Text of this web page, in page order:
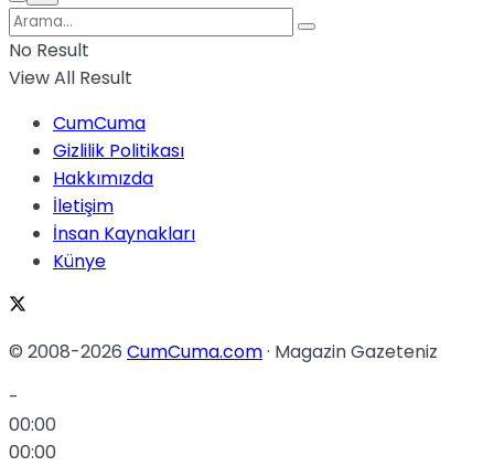
No Result
View All Result
CumCuma
Gizlilik Politikası
Hakkımızda
İletişim
İnsan Kaynakları
Künye
© 2008-2026 CumCuma.com· Magazin Gazeteniz
-
00:00
00:00